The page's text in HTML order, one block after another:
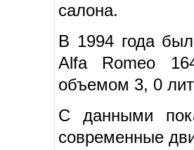
салона.
В 1994 года
Alfa Romeo
объемом 3, 0
С данными
современные